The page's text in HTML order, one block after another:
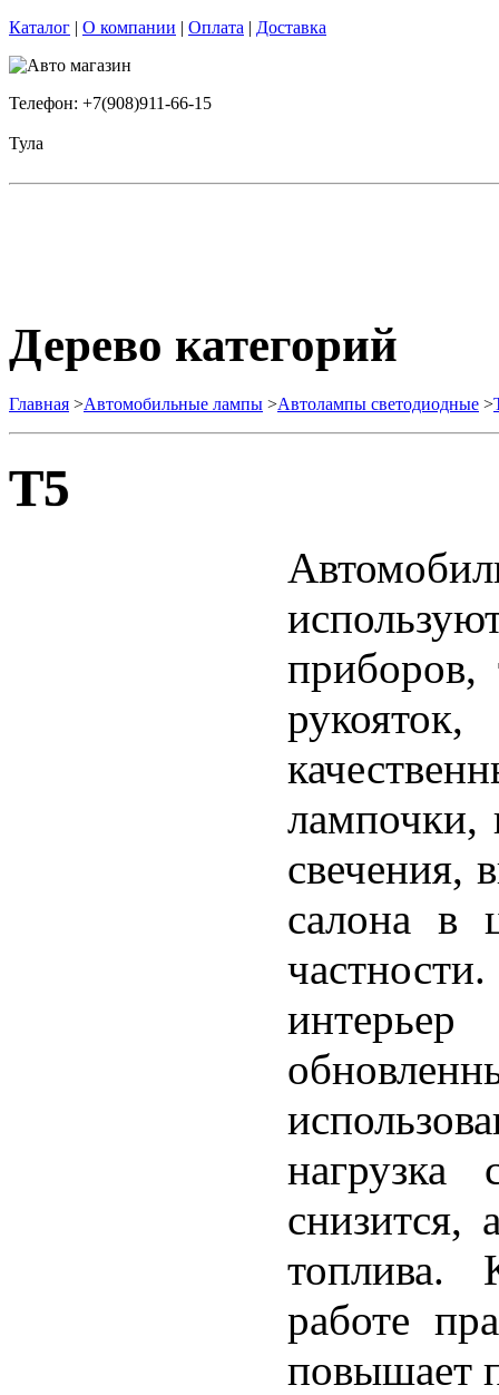
Каталог | О компании | Оплата | Доставка
Телефон: +7(908)911-66-15
Тула
Дерево категорий
Главная >Автомобильные лампы >Автолампы светодиодные >
T5
лампочки,
свечения,
салона в
нагрузка
снизится,
топлива.
работе
повышает